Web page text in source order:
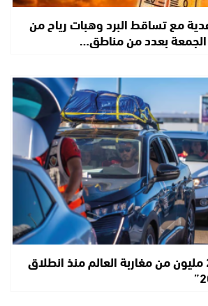
مع تساقط البرد وهبات رياح من
الجمعة بعدد من مناطق…
دخول أزيد من 2,7 مليون من مغاربة العالم منذ انطلاق